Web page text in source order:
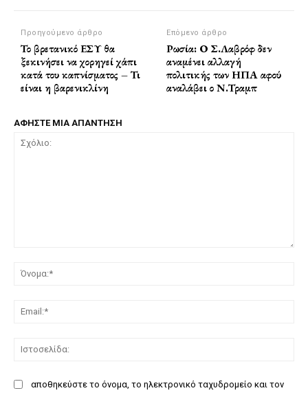
Προηγούμενο άρθρο
Το βρετανικό ΕΣΥ θα
ξεκινήσει να χορηγεί χάπι
κατά του καπνίσματος – Τι
είναι η βαρενικλίνη
Επόμενο άρθρο
Ρωσία: Ο Σ.Λαβρόφ δεν
αναμένει αλλαγή
πολιτικής των ΗΠΑ αφού
αναλάβει ο Ν.Τραμπ
ΑΦΗΣΤΕ ΜΙΑ ΑΠΑΝΤΗΣΗ
αποθηκεύστε το όνομα, το ηλεκτρονικό ταχυδρομείο και τον